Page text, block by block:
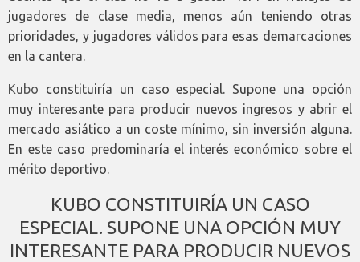
jugadores de clase media, menos aún teniendo otras
prioridades, y jugadores válidos para esas demarcaciones
en la cantera.
Kubo constituiría un caso especial. Supone una opción
muy interesante para producir nuevos ingresos y abrir el
mercado asiático a un coste mínimo, sin inversión alguna.
En este caso predominaría el interés económico sobre el
mérito deportivo.
KUBO CONSTITUIRÍA UN CASO
ESPECIAL. SUPONE UNA OPCIÓN MUY
INTERESANTE PARA PRODUCIR NUEVOS